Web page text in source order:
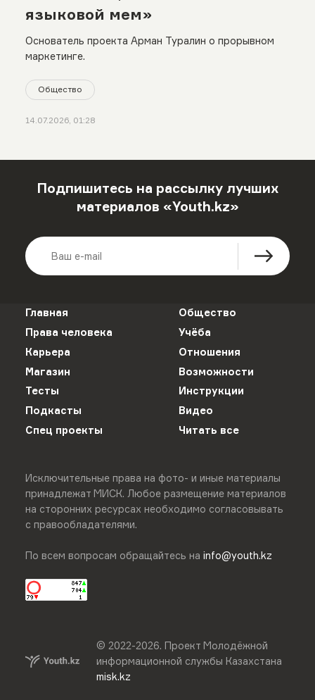
языковой мем»
Основатель проекта Арман Туралин о прорывном
маркетинге.
Общество
14.07.2026, 01:28
Подпишитесь на рассылку лучших
материалов «Youth.kz»
Главная
Общество
Права человека
Учёба
Карьера
Отношения
Магазин
Возможности
Тесты
Инструкции
Подкасты
Видео
Спец проекты
Читать все
Исключительные права на фото- и иные материалы
принадлежат МИСК. Любое размещение материалов
на сторонних ресурсах необходимо согласовывать
с правообладателями.
По всем вопросам обращайтесь на info@youth.kz
© 2022-2026.Проект Молодёжной
информационной службы Казахстана
misk.kz